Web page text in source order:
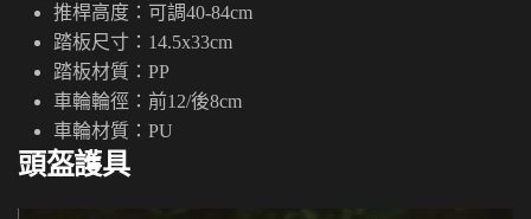
推桿高度：可調40-84cm
踏板尺寸：14.5x33cm
踏板材質：PP
車輪輪徑：前12/後8cm
車輪材質：PU
頭盔護具